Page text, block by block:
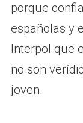
porque
españolas y
Interpol que
no son
joven.